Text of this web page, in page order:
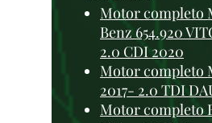
Motor completo
Benz 654.920
2.0 CDI 2020
Motor completo
2017- 2.0 TDI
Motor completo